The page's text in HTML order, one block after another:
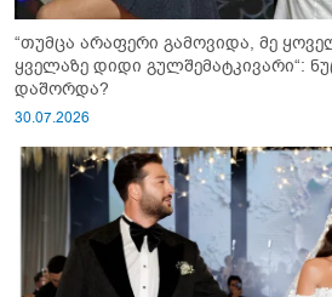
“თუმცა არაფერი გამოვიდა, მე
ყველაზე დიდი გულშემატკივარი“:
დაშორდა?
30.07.2026